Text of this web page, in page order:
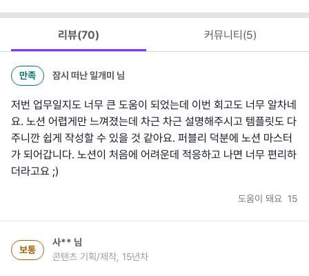
리뷰(70) 커뮤니티(5)
만족 잠시 떠난 일개미 님
저번 업무일지도 너무 큰 도움이 되었는데 이번 회고도 너무 알차네
요. 노션 어렵게만 느껴졌는데 차근 차근 설명해주시고 템플릿도 다
주니깐 쉽게 작성할 수 있을 것 같아요. 퍼블리 덕분에 노션 마스터
가 되어갑니다. 노션이 처음에 어려운데 적응하고 나면 너무 편리하
더라고요 ;)
도움이 돼요 15
보통
사** 님
콘텐츠 기획/제작, 15년차